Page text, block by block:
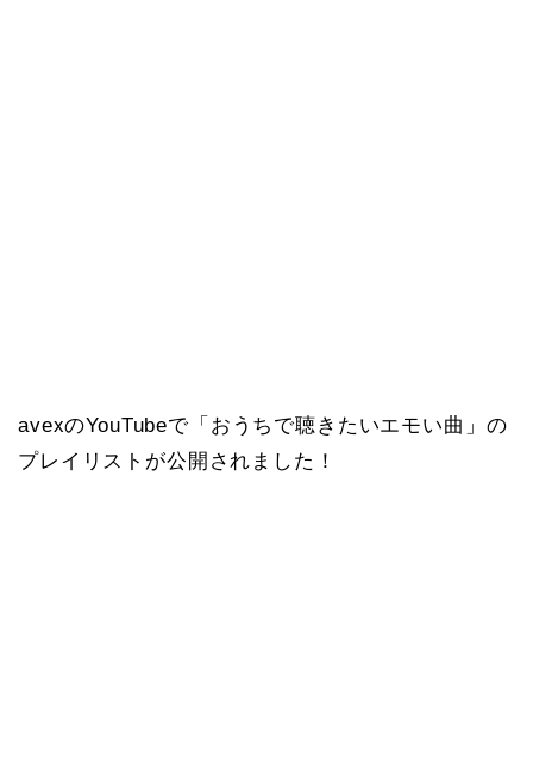
avexのYouTubeで「おうちで聴きたいエモい曲」の
プレイリストが公開されました！